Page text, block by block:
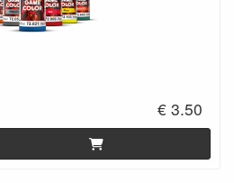
€ 3.50